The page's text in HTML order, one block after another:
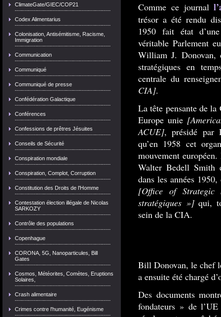
ClimateGate/GIEC/COP21
Codex Alimentarius
Colonisation, Antisémitisme, Racisme,
Immigration
Communication
Communiqué
Communiqué de presse
Confédération Galactique
Conférences
Confessions de prêtres Jésuites
Conseils de Sécurité
Conspiration mondiale
Conspiration, Complot, Corruption
Constitution des Droits de l'Homme
Contestation élection illégale de Nicolas
SARKOZY
Contrôle des populations
Copenhague
CORONA, 5G, Nanoparticules, Bill
Gates
Cosmos, Météorites, Comètes, Eruptions
Solaires,
Crash alimentaire
Crimes contre l'humanité, Eugénisme
Comme ce journal
trésor a été rendu
1950 fait état
véritable Parlement
William J. Donovan,
stratégiques en
centrale du
CIA].
La tête pensante de
Europe unie
ACUE], présidé par
qu’en 1958 cet
mouvement
Walter Bedell
dans les années
[Office of Strategic
stratégiques »]qui,
sein de la CIA.
Bill Donovan, le chef
a ensuite été chargé
Des documents
fondateurs » de